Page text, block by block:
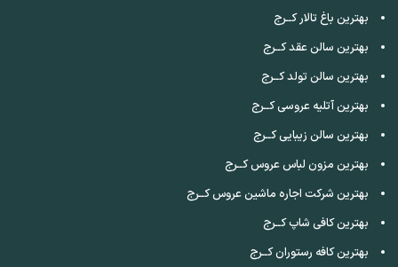
بهترین باغ تالار کــرج
بهترین سالن عقد کــرج
بهترین سالن تولد کــرج
بهترین آتلیه عروسی کــرج
بهترین سالن زیبایی کــرج
بهترین مزون لباس عروس کــرج
بهترین شرکت اجاره ماشین عروس کــرج
بهترین کافی شاپ کــرج
بهترین کافه رستوران کــرج